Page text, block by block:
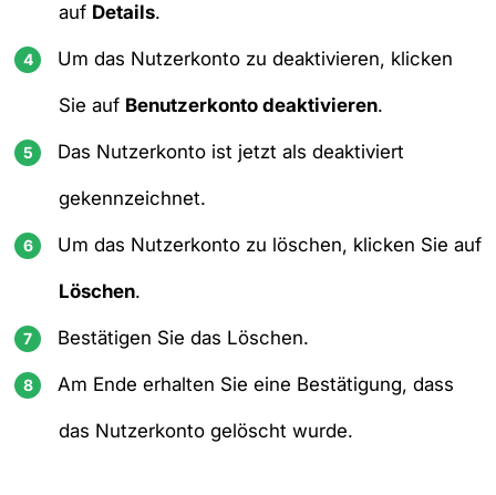
auf Details.
Um das Nutzerkonto zu deaktivieren, klicken
Sie auf Benutzerkonto deaktivieren.
Das Nutzerkonto ist jetzt als deaktiviert
gekennzeichnet.
Um das Nutzerkonto zu löschen, klicken Sie auf
Löschen.
Bestätigen Sie das Löschen.
Am Ende erhalten Sie eine Bestätigung, dass
das Nutzerkonto gelöscht wurde.